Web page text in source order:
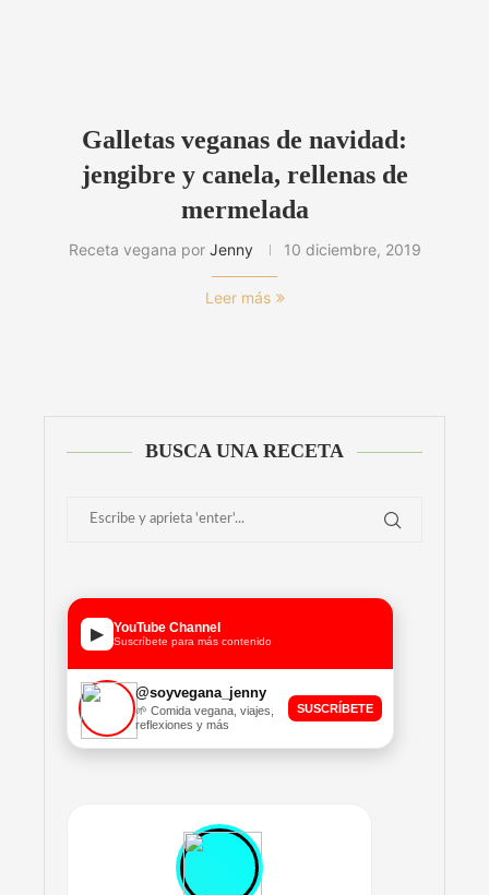
Galletas veganas de navidad:
jengibre y canela, rellenas de
mermelada
Receta vegana por Jenny 10 diciembre, 2019
Leer más
BUSCA UNA RECETA
▶ YouTube Channel
Suscríbete para más contenido
@soyvegana_jenny
🌱 Comida vegana, viajes,
reflexiones y más
SUSCRÍBETE